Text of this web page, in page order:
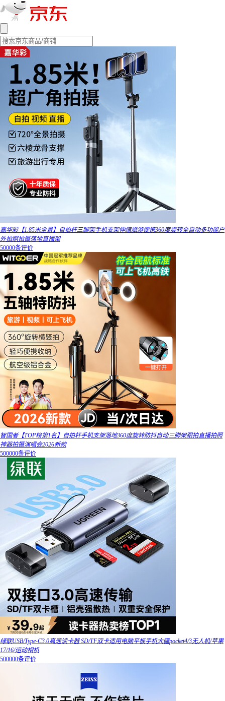
嘉华彩【1.85米全景】自拍杆三脚架手机支架伸缩旅游便携360度旋转全自动多功能户
外拍照拍摄落地直播架
50000条评价
智国者【TOP榜第1名】自拍杆手机支架落地360度旋转防抖自动三脚架跟拍直播拍照
神器拍摄演唱会2026新款
500000条评价
绿联USB/Type-C3.0高速读卡器 SD/TF双卡适用电脑平板手机大疆pocket4/3无人机/苹果
17/16/运动相机
500000条评价